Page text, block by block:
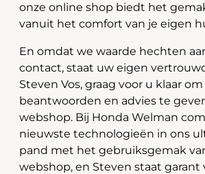
onze online shop biedt het
vanuit het comfort van je eigen
En omdat we waarde hechten
contact, staat uw eigen
Steven Vos, graag voor u klaar
beantwoorden en advies te
webshop. Bij Honda Welman
nieuwste technologieën in ons
pand met het gebruiksgemak
webshop, en Steven staat garant